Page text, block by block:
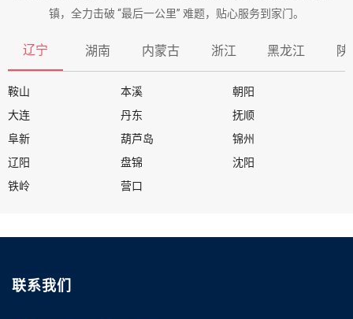
镇，全力击破 “最后一公里” 难题，贴心服务到家门。
辽宁 湖南 内蒙古 浙江 黑龙江 陕
鞍山 本溪
朝阳
大连
丹东
抚顺
阜新
葫芦岛
锦州
辽阳
盘锦
沈阳
铁岭
营口
联系我们